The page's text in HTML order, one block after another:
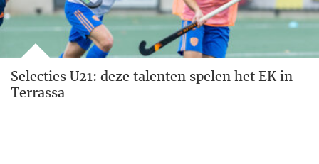
Selecties U21: deze talenten spelen het EK in
Terrassa